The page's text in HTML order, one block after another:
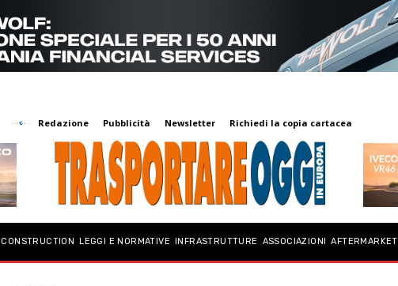
Redazione Pubblicità Newsletter Richiedi la copia cartacea
CONSTRUCTION LEGGI E NORMATIVE INFRASTRUTTURE ASSOCIAZIONI AFTERMARKET